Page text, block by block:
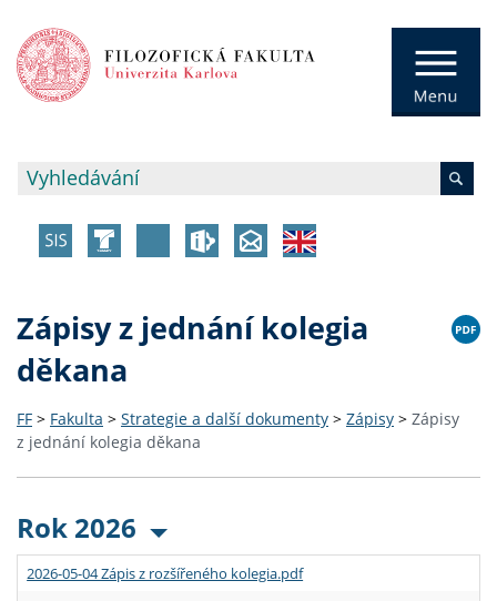
Zápisy z jednání kolegia
děkana
FF > Fakulta > Strategie a další dokumenty > Zápisy > Zápisy
z jednání kolegia děkana
Rok 2026
2026-05-04 Zápis z rozšířeného kolegia.pdf